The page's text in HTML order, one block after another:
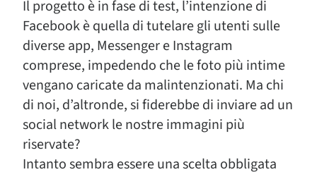
Il progetto è in fase di test, l’intenzione di
Facebook è quella di tutelare gli utenti sulle
diverse app, Messenger e Instagram
comprese, impedendo che le foto più intime
vengano caricate da malintenzionati. Ma chi
di noi, d’altronde, si fiderebbe di inviare ad un
social network le nostre immagini più
riservate?
Intanto sembra essere una scelta obbligata